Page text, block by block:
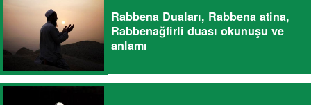
Rabbena Duaları, Rabbena atina,
Rabbenağfirli duası okunuşu ve
anlamı